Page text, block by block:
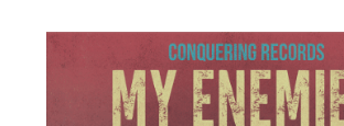
MA COMMANDE
PHOTOS / VIDEOS